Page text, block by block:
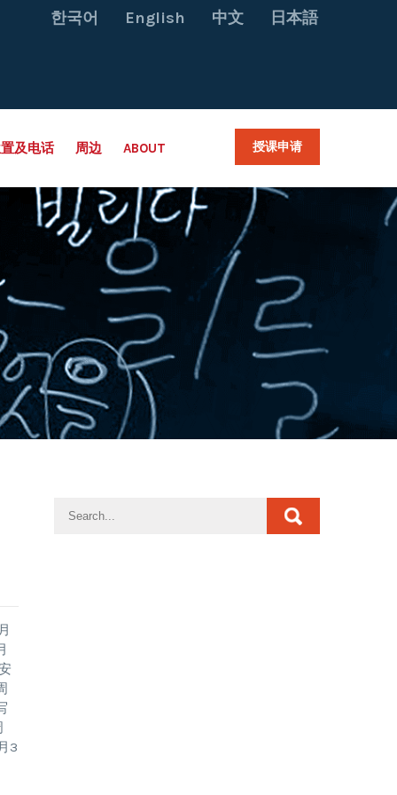
한국어 English 中文 日本語
及电话 周边 ABOUT 授课申请
3